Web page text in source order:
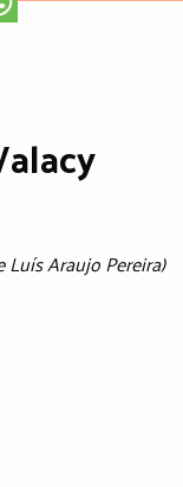
Luís Araujo Pereira)